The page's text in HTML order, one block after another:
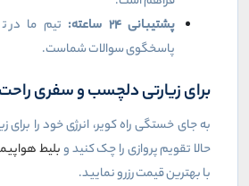
پشتیبانی۲۴ ساعته: تیم ما در
پاسخگوی سوالات شماست.
برای زیارتی دلچسب و سفری راحت
به جای خستگی راه کویر، انرژی خود را
حالا تقویم پروازی را چک کنید وبلیط
با بهترین قیمت رزرو نمایید.